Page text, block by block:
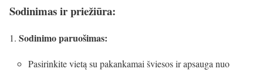
Sodinimas ir priežiūra:
Sodinimo paruošimas:
Pasirinkite vietą su pakankamai šviesos ir apsauga nuo